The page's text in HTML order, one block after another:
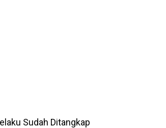
Sudah Ditangkap